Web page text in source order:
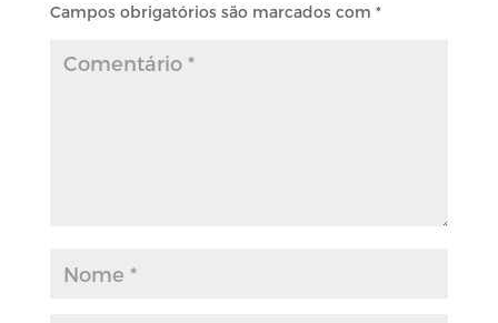
Campos obrigatórios são marcados com *